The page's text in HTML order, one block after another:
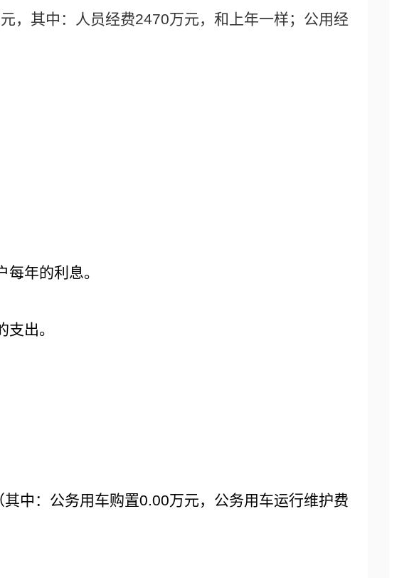
，其中：人员经费2470万元，和上年一样；公用经
年的利息。
出。
中：公务用车购置0.00万元，公务用车运行维护费